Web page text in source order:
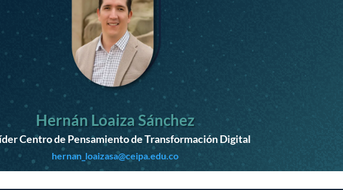
Hernán Loaiza Sánchez
Centro de Pensamiento de Transformación Digital
hernan_loaizasa@ceipa.edu.co